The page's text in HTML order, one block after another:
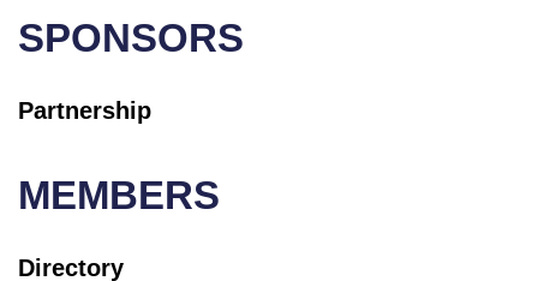
SPONSORS
Partnership
MEMBERS
Directory